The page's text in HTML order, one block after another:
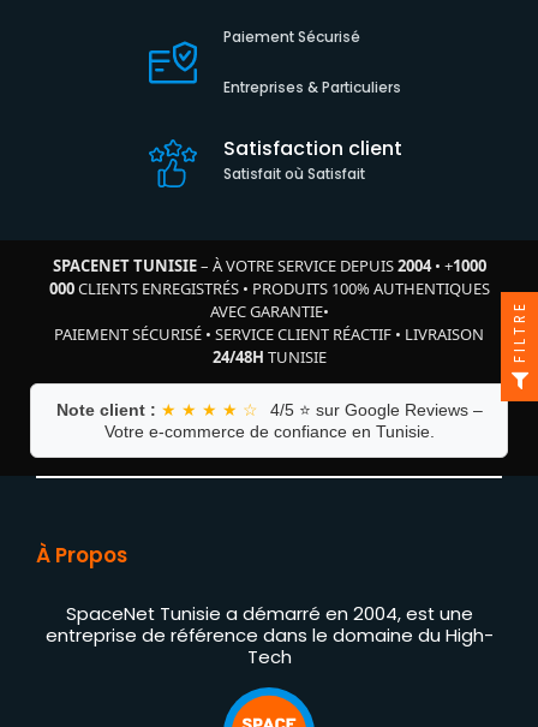
Paiement Sécurisé
Entreprises & Particuliers
Satisfaction client
Satisfait où Satisfait
SPACENET TUNISIE– À VOTRE SERVICE DEPUIS2004• +1000
000CLIENTS ENREGISTRÉS• PRODUITS 100% AUTHENTIQUES
AVEC GARANTIE•
PAIEMENT SÉCURISÉ • SERVICE CLIENT RÉACTIF • LIVRAISON
24/48H TUNISIE
Note client : ★ ★ ★ ★ ☆
4/5 ⭐ sur Google Reviews –
Votre e-commerce de confiance en Tunisie.
À Propos
SpaceNet Tunisie a démarré en 2004, est une
entreprise de référence dans le domaine du High-
Tech
FILTRE